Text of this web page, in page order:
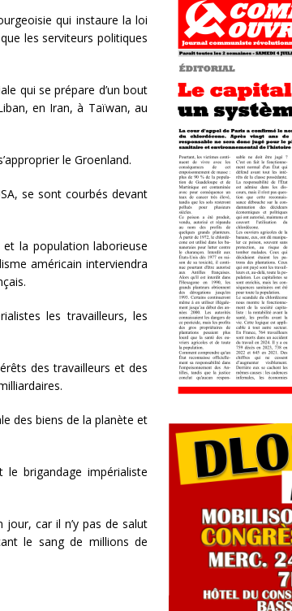
qui instaure la loi
les serviteurs politiques
qui se prépare d’un bout
en Iran, à Taïwan, au
le Groenland.
se sont courbés devant
la population laborieuse
américain interviendra
les travailleurs, les
des travailleurs et des
des biens de la planète et
le brigandage impérialiste
jour, car il n’y pas de salut
le sang de millions de